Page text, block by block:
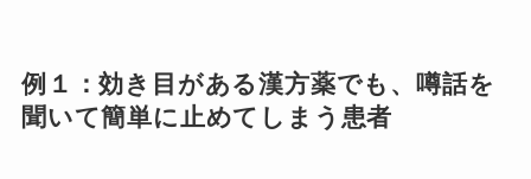
例１：効き目がある漢方薬でも、噂話を
聞いて簡単に止めてしまう患者